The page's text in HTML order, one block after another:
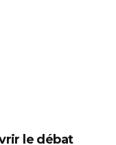
le débat